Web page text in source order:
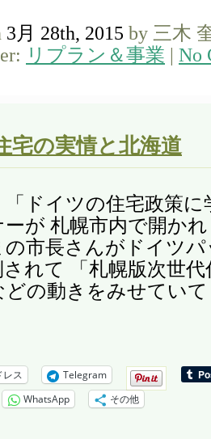
3月 28th, 2015 by 三木
リプラン＆事業 | No
宅の実情と北海道
「ドイツの住宅政策
ーが 札幌市内で開か
の市長さんがドイツ
れて 「札幌版次世
どの動きをみせてい
レス
Telegram
WhatsApp その他